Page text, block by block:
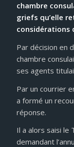
chambre
griefs qu’elle
considérations
Par décision en
chambre
ses agents
Par un courrier
a formé un
réponse.
Il a alors saisi le
demandant